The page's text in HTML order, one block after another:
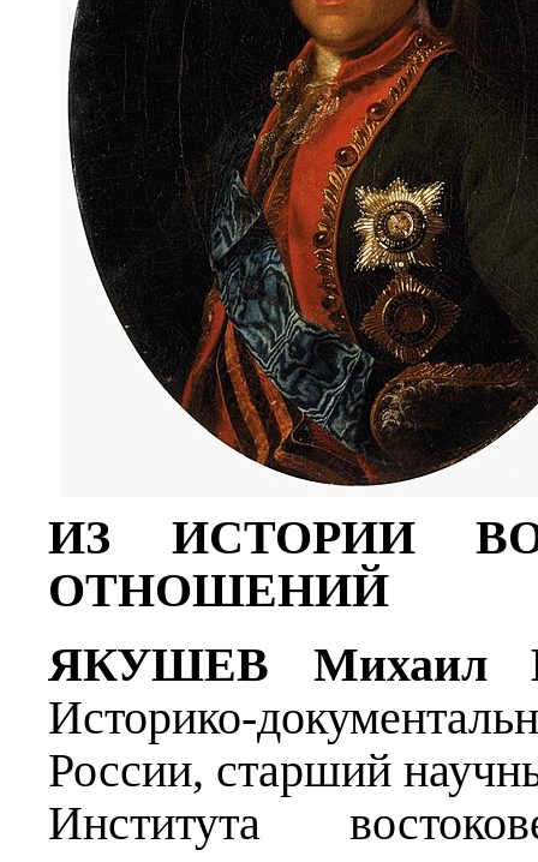
ИЗ ИСТОРИИ
ОТНОШЕНИЙ
ЯКУШЕВ Михаил
Историко-
России, старший
Института